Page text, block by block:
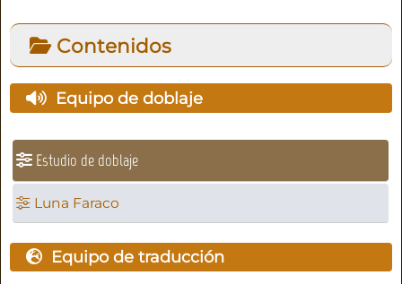
Contenidos
Equipo de doblaje
Estudio de doblaje
Luna Faraco
Equipo de traducción